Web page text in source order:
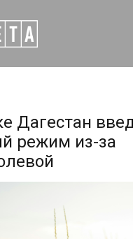
Дагестан
режим из-за